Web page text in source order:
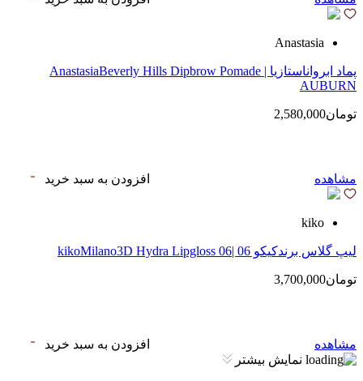
Anastasia
پماد ابرواناستازیا | AnastasiaBeverly Hills Dipbrow Pomade
AUBURN
تومان2,580,000
مشاهده افزودن به سبد خرید
kiko
لیپ گلاس‌ برندکیکو 06 |kikoMilano3D Hydra Lipgloss 06
تومان3,700,000
مشاهده
افزودن به سبد خرید
نمایش بیشتر